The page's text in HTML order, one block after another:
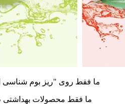
ما فقط روی "ریز بوم شناسی
ما فقط محصولات بهداشتی